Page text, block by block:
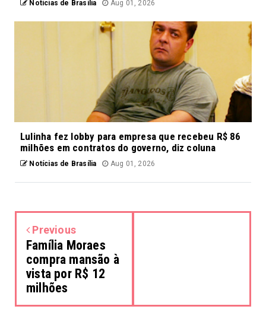
Notícias de Brasília Aug 01, 2026
Lulinha fez lobby para empresa que recebeu R$ 86
milhões em contratos do governo, diz coluna
Notícias de Brasília Aug 01, 2026
Previous
Família Moraes
compra mansão à
vista por R$ 12
milhões